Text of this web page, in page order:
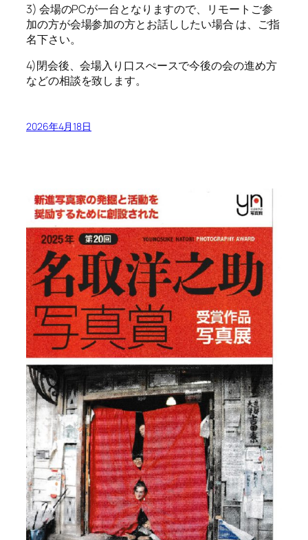
3) 会場のPCが一台となりますので、リモートご参
加の方が会場参加の方とお話ししたい場合 は、ご指
名下さい。
4)閉会後、会場入り口スぺースで今後の会の進め方
などの相談を致します。
2026年4月18日